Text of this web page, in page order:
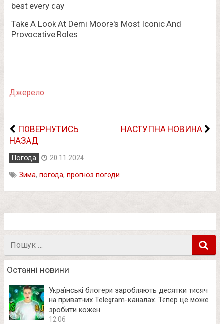
Джерело.
ПОВЕРНУТИСЬ
НАЗАД
НАСТУПНА НОВИНА
Погода 20.11.2024
Зима, погода, прогноз погоди
Останні новини
Українські блогери заробляють десятки тисяч
на приватних Telegram-каналах. Тепер це може
зробити кожен
12:06